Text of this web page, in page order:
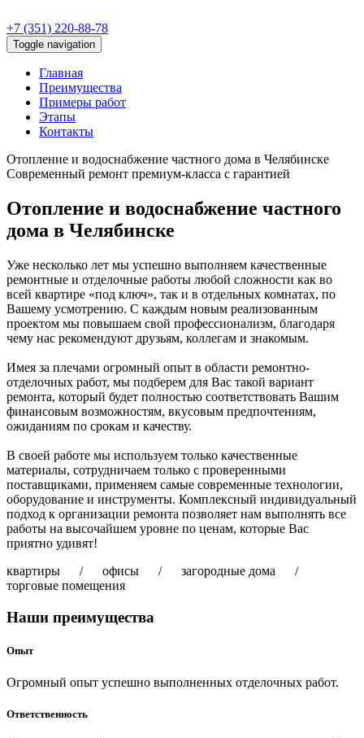
+7 (351) 220-88-78
Toggle navigation
Главная
Преимущества
Примеры работ
Этапы
Контакты
Отопление и водоснабжение частного дома в Челябинске
Современный ремонт премиум-класса с гарантией
Отопление и водоснабжение частного
дома в Челябинске
Уже несколько лет мы успешно выполняем качественные
ремонтные и отделочные работы любой сложности как во
всей квартире «под ключ», так и в отдельных комнатах, по
Вашему усмотрению. С каждым новым реализованным
проектом мы повышаем свой профессионализм, благодаря
чему нас рекомендуют друзьям, коллегам и знакомым.
Имея за плечами огромный опыт в области ремонтно-
отделочных работ, мы подберем для Вас такой вариант
ремонта, который будет полностью соответствовать Вашим
финансовым возможностям, вкусовым предпочтениям,
ожиданиям по срокам и качеству.
В своей работе мы используем только качественные
материалы, сотрудничаем только с проверенными
поставщиками, применяем самые современные технологии,
оборудование и инструменты. Комплексный индивидуальный
подход к организации ремонта позволяет нам выполнять все
работы на высочайшем уровне по ценам, которые Вас
приятно удивят!
квартиры / офисы / загородные дома /
торговые помещения
Наши преимущества
Опыт
Огромный опыт успешно выполненных отделочных работ.
Ответственность